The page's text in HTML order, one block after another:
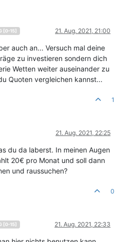
[0-15] 21. Aug. 2021, 21:00
auch an... Versuch mal deine
zu investieren sondern dich
Wetten weiter auseinander zu
Quoten vergleichen kannst...
1
21. Aug. 2021, 22:25
du da laberst. In meinen Augen
20€ pro Monat und soll dann
und raussuchen?
0
[0-15] 21. Aug. 2021, 22:33